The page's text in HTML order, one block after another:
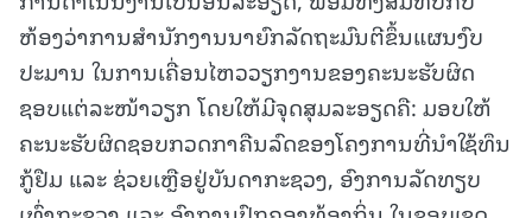
ຫ້ອງວ່າການສໍານັກງານນາຍົກລັດຖະມົນຕີຂຶ້ນແຜນງົບ
ປະມານ ໃນການເຄື່ອນໄຫວວຽກງານຂອງຄະນະຮັບຜິດ
ຊອບແຕ່ລະໜ້າວຽກ ໂດຍໃຫ້ມີຈຸດສຸມລະອຽດຄື: ມອບໃຫ້
ຄະນະຮັບຜິດຊອບກວດກາຄືນລົດຂອງໂຄງການທີ່ນໍາໃຊ້ທຶນ
ກູ້ຢືມ ແລະ ຊ່ວຍເຫຼືອຢູ່ບັນດາກະຊວງ, ອົງການລັດທຽບ